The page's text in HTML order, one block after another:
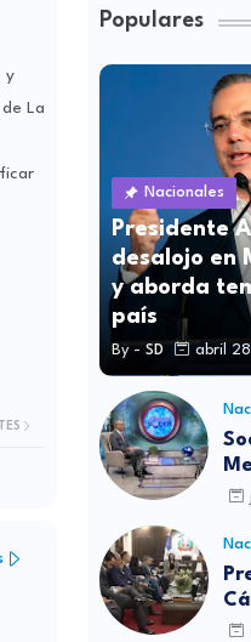
y
La
Populares
Nacionales
Presidente
desalojo en
y aborda
país
By - SD abril